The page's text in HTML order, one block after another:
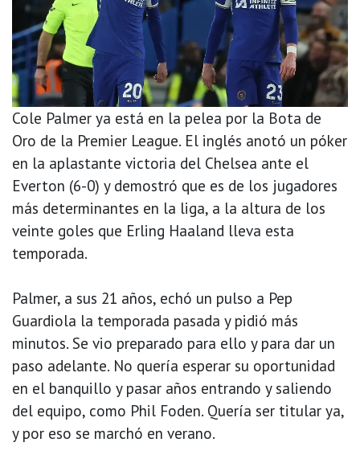
Cole Palmer ya está en la pelea por la Bota de
Oro de la Premier League. El inglés anotó un póker
en la aplastante victoria del Chelsea ante el
Everton (6-0) y demostró que es de los jugadores
más determinantes en la liga, a la altura de los
veinte goles que Erling Haaland lleva esta
temporada.
Palmer, a sus 21 años, echó un pulso a Pep
Guardiola la temporada pasada y pidió más
minutos. Se vio preparado para ello y para dar un
paso adelante. No quería esperar su oportunidad
en el banquillo y pasar años entrando y saliendo
del equipo, como Phil Foden. Quería ser titular ya,
y por eso se marchó en verano.